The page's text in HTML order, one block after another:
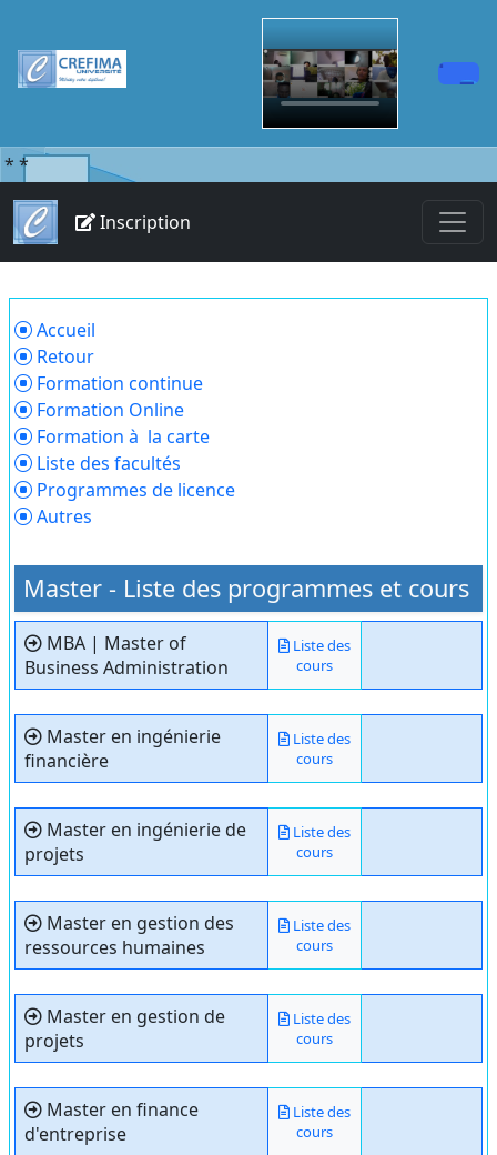
* *
Inscription
Accueil
Retour
Formation continue
Formation Online
Formation à la carte
Liste des facultés
Programmes de licence
Autres
Master - Liste des programmes et cours
MBA | Master of
Business Administration
Liste des
cours
Master en ingénierie
financière
Liste des
cours
Master en ingénierie de
projets
Liste des
cours
Master en gestion des
ressources humaines
Liste des
cours
Master en gestion de
projets
Liste des
cours
Master en finance
d'entreprise
Liste des
cours